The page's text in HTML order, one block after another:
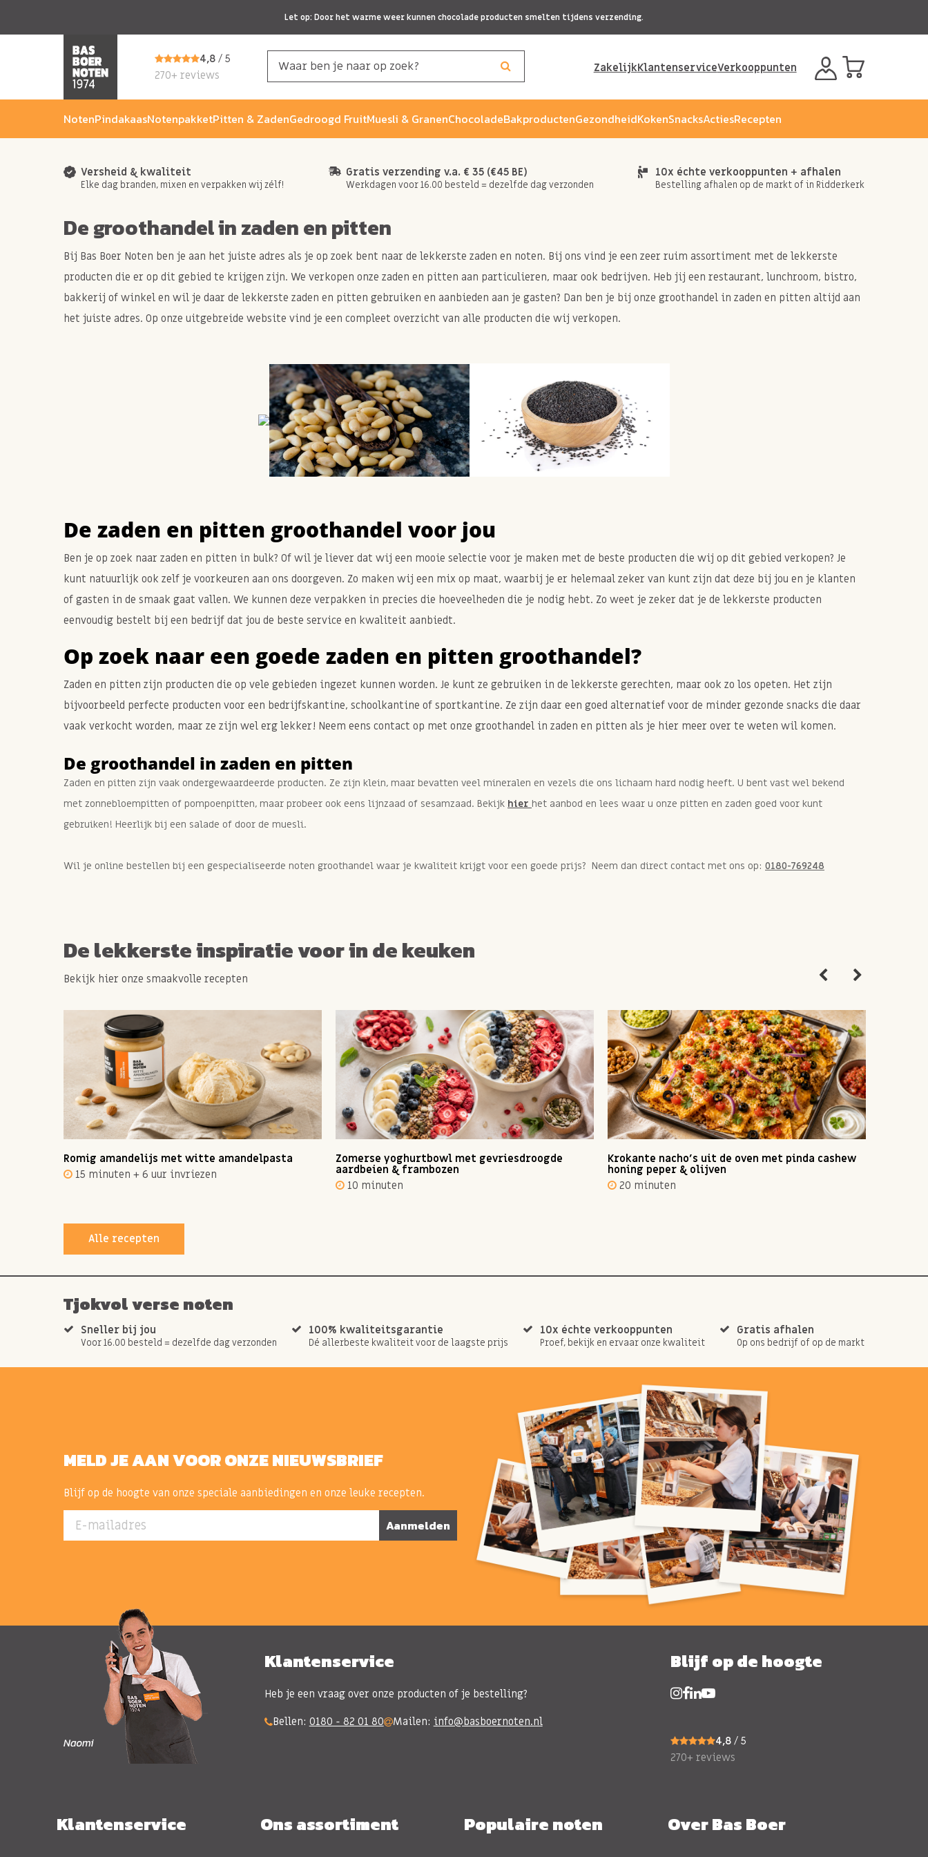
Let op: Door het warme weer kunnen chocolade producten smelten tijdens verzending.
4,8/ 5
270+ reviews
ZakelijkKlantenserviceVerkooppunten
NotenPindakaasNotenpakketPitten & ZadenGedroogd FruitMuesli & GranenChocoladeBakproductenGezondheidKokenSnacksActiesRecepten
Versheid & kwaliteit
Elke dag branden, mixen en verpakken wij zélf!
Gratis verzending v.a. € 35 (€45 BE)
Werkdagen voor 16.00 besteld = dezelfde dag verzonden
10x échte verkooppunten + afhalen
Bestelling afhalen op de markt of in Ridderkerk
De groothandel in zaden en pitten
Bij Bas Boer Noten ben je aan het juiste adres als je op zoek bent naar de lekkerste zaden en noten. Bij ons vind je een zeer ruim assortiment met de lekkerste
producten die er op dit gebied te krijgen zijn. We verkopen onze zaden en pitten aan particulieren, maar ook bedrijven. Heb jij een restaurant, lunchroom, bistro,
bakkerij of winkel en wil je daar de lekkerste zaden en pitten gebruiken en aanbieden aan je gasten? Dan ben je bij onze groothandel in zaden en pitten altijd aan
het juiste adres. Op onze uitgebreide website vind je een compleet overzicht van alle producten die wij verkopen.
De zaden en pitten groothandel voor jou
Ben je op zoek naar zaden en pitten in bulk? Of wil je liever dat wij een mooie selectie voor je maken met de beste producten die wij op dit gebied verkopen? Je
kunt natuurlijk ook zelf je voorkeuren aan ons doorgeven. Zo maken wij een mix op maat, waarbij je er helemaal zeker van kunt zijn dat deze bij jou en je klanten
of gasten in de smaak gaat vallen. We kunnen deze verpakken in precies die hoeveelheden die je nodig hebt. Zo weet je zeker dat je de lekkerste producten
eenvoudig bestelt bij een bedrijf dat jou de beste service en kwaliteit aanbiedt.
Op zoek naar een goede zaden en pitten groothandel?
Zaden en pitten zijn producten die op vele gebieden ingezet kunnen worden. Je kunt ze gebruiken in de lekkerste gerechten, maar ook zo los opeten. Het zijn
bijvoorbeeld perfecte producten voor een bedrijfskantine, schoolkantine of sportkantine. Ze zijn daar een goed alternatief voor de minder gezonde snacks die daar
vaak verkocht worden, maar ze zijn wel erg lekker! Neem eens contact op met onze groothandel in zaden en pitten als je hier meer over te weten wil komen.
De groothandel in zaden en pitten
Zaden en pitten zijn vaak ondergewaardeerde producten. Ze zijn klein, maar bevatten veel mineralen en vezels die ons lichaam hard nodig heeft. U bent vast wel bekend
met zonnebloempitten of pompoenpitten, maar probeer ook eens lijnzaad of sesamzaad. Bekijk hier het aanbod en lees waar u onze pitten en zaden goed voor kunt
gebruiken! Heerlijk bij een salade of door de muesli.
Wil je online bestellen bij een gespecialiseerde noten groothandel waar je kwaliteit krijgt voor een goede prijs? Neem dan direct contact met ons op: 0180-769248
De lekkerste inspiratie voor in de keuken
Bekijk hier onze smaakvolle recepten
Romig amandelijs met witte amandelpasta
15 minuten + 6 uur invriezen
Zomerse yoghurtbowl met gevriesdroogde
aardbeien & frambozen
10 minuten
Krokante nacho's uit de oven met pinda cashew
honing peper & olijven
20 minuten
Alle recepten
Tjokvol verse noten
Sneller bij jou
Voor 16.00 besteld = dezelfde dag verzonden
100% kwaliteitsgarantie
Dé allerbeste kwaliteit voor de laagste prijs
10x échte verkooppunten
Proef, bekijk en ervaar onze kwaliteit
Gratis afhalen
Op ons bedrijf of op de markt
MELD JE AAN VOOR ONZE NIEUWSBRIEF
Blijf op de hoogte van onze speciale aanbiedingen en onze leuke recepten.
E-mailadres Aanmelden
Klantenservice
Heb je een vraag over onze producten of je bestelling?
Bellen: 0180 - 82 01 80 Mailen: info@basboernoten.nl
Blijf op de hoogte
4,8 / 5
270+ reviews
Klantenservice Ons assortiment Populaire noten Over Bas Boer